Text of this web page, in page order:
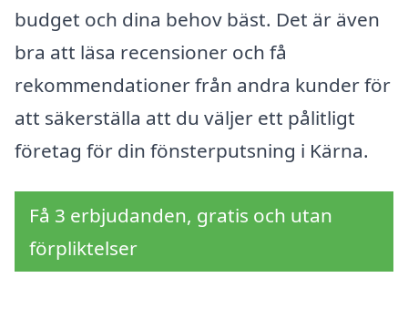
budget och dina behov bäst. Det är även
bra att läsa recensioner och få
rekommendationer från andra kunder för
att säkerställa att du väljer ett pålitligt
företag för din fönsterputsning i Kärna.
Få 3 erbjudanden, gratis och utan
förpliktelser